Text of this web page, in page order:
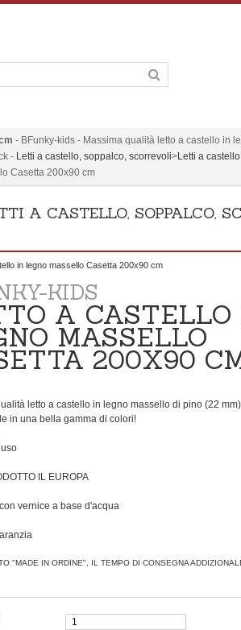
- BFunky-kids - Massima qualità letto a castello in
- Letti a castello, soppalco, scorrevoli>Letti a
Casetta 200x90 cm
A CASTELLO, SOPPALCO,
in legno massello Casetta 200x90 cm
KIDS
A CASTELLO
MASSELLO
200X90
letto a castello in legno massello di pino (22 mm)
in una bella gamma di colori!
IL EUROPA
vernice a base d'acqua
"MADE IN ORDINE", IL TEMPO DI CONSEGNA